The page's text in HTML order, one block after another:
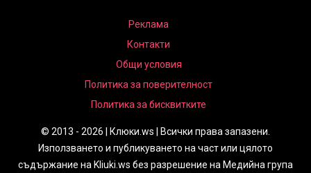
Реклама
Контакти
Общи условия
Политика за поверителност
Политика за бисквитките
© 2013 - 2026 | Клюки.ws | Всички права запазени.
Използването и публикуването на част или цялото
съдържание на Kliuki.ws без разрешение на Медийна група